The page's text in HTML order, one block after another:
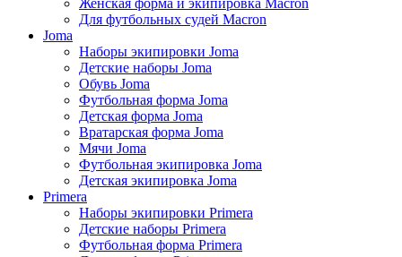
Женская форма и экипировка Macron
Для футбольных судей Macron
Joma
Наборы экипировки Joma
Детские наборы Joma
Обувь Joma
Футбольная форма Joma
Детская форма Joma
Вратарская форма Joma
Мячи Joma
Футбольная экипировка Joma
Детская экипировка Joma
Primera
Наборы экипировки Primera
Детские наборы Primera
Футбольная форма Primera